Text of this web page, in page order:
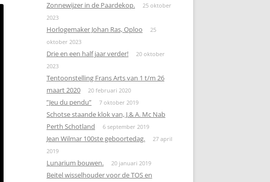
Zonnewijzer in de Paardekop.
25 oktober
2023
Horlogemaker Johan Ras, Oploo
25
oktober 2023
Drie en een half jaar verder!
20 oktober
2023
Tentoonstelling Frans Arts van 1 t/m 26
maart 2020
20 februari 2020
”Jeu du pendu” 7 oktober 2019
Schotse staande klok van, J.& A. Mc Nab
Perth Schotland
6 september 2019
Jean Wilmar 100ste geboortedag.
27 april
2019
Lunarium bouwen. 20 januari 2019
Beitel wisselhouder voor de TOS en